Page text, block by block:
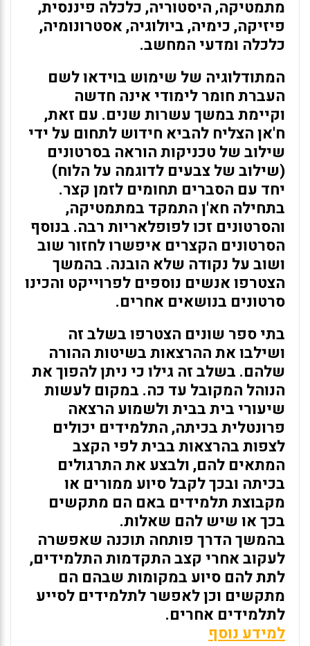
מתמטיקה, היסטוריה, כלכלה פיננסית,
פיזיקה, כימיה, ביולוגיה, אסטרונומיה,
כלכלה ומדעי המחשב.
המתודלוגיה של שימוש בוידאו לשם
העברת חומר לימודי אינה חדשה
וקיימת במשך עשרות שנים. עם זאת,
ח'אן הצליח להביא חידוש לתחום על ידי
שילוב של טכניקות הוראה בסרטונים
(שילוב של צבעים לדוגמה על הלוח)
יחד עם הסברים תחומים לזמן קצר.
בתחילה חא'ן התמקד במתמטיקה,
והסרטונים זכו לפופלאריות רבה. בנוסף
הסרטונים הקצרים איפשרו לחזור שוב
ושוב על נקודה שלא הובנה. בהמשך
הצטרפו אנשים נוספים לפרוייקט והכינו
סרטונים בנושאים אחרים.
בתי ספר שונים הצטרפו בשלב זה
ושילבו את ההרצאות בשיטות ההורה
שלהם. בשלב זה גילו כי ניתן להפוך את
הנוהל המקובל עד כה. במקום לעשות
שיעורי בית בבית ולשמוע הרצאה
פרונטלית בכיתה, התלמידים יכולים
לצפות בהרצאות בבית לפי הקצב
המתאים להם, ולבצע את התרגולים
בכיתה ובכך לקבל סיוע ממורים או
מקבוצת תלמידים באם הם מתקשים
בכך או שיש להם שאלות.
בהמשך הדרך פותחה תוכנה שאפשרה
לעקוב אחרי קצב התקדמות התלמידים,
לתת להם סיוע במקומות שבהם הם
מתקשים וכן לאפשר לתלמידים לסייע
לתלמידים אחרים.
למידע נוסף